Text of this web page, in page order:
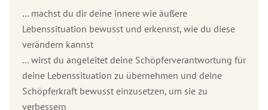
… machst du dir deine innere wie äußere
Lebenssituation bewusst und erkennst, wie du diese
verändern kannst
… wirst du angeleitet deine Schöpferverantwortung für
deine Lebenssituation zu übernehmen und deine
Schöpferkraft bewusst einzusetzen, um sie zu
verbessern